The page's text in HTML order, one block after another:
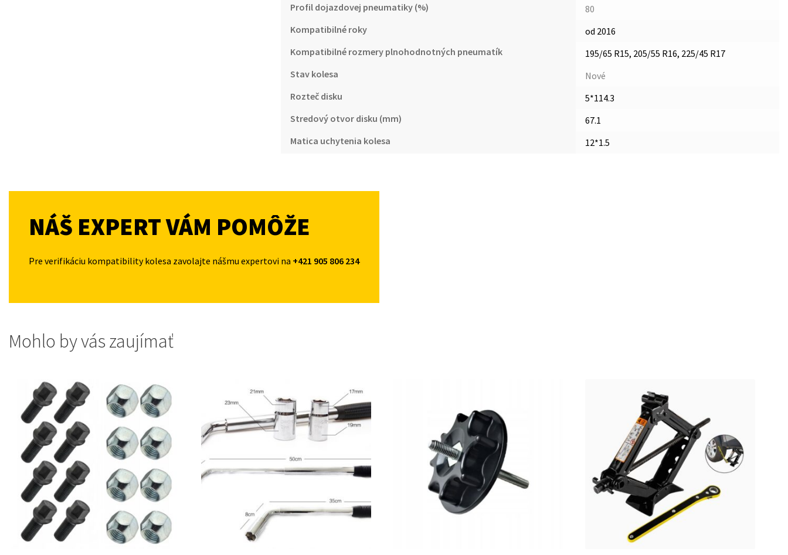
Profil dojazdovej pneumatiky (%)
80
Kompatibilné roky
od 2016
Kompatibilné rozmery plnohodnotných pneumatík
195/65 R15, 205/55 R16, 225/45 R17
Stav kolesa
Nové
Rozteč disku
5*114.3
Stredový otvor disku (mm)
67.1
Matica uchytenia kolesa
12*1.5
NÁŠ EXPERT VÁM POMÔŽE
Pre verifikáciu kompatibility kolesa zavolajte nášmu expertovi na +421 905 806 234
Mohlo by vás zaujímať